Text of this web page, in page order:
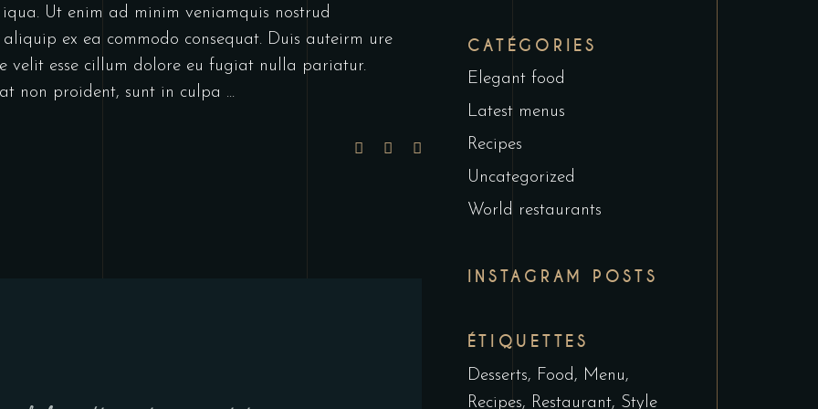
Ut enim ad minim veniamquis nostrud
ex ea commodo consequat. Duis auteirm ure
velit esse cillum dolore eu fugiat nulla pariatur.
non proident, sunt in culpa
CATÉGORIES
Elegant food
Latest menus
Recipes
Uncategorized
World restaurants
INSTAGRAM POSTS
ÉTIQUETTES
Desserts Food
Menu
Recipes
Restaurant Style